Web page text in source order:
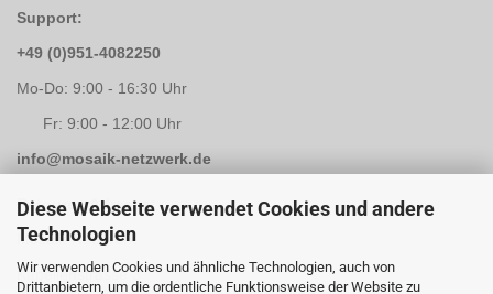
Diese Webseite verwendet Cookies und andere
Technologien
Wir verwenden Cookies und ähnliche Technologien, auch von
Drittanbietern, um die ordentliche Funktionsweise der Website zu
Support:
+49 (0)951-4082250
Mo-Do: 9:00 - 16:30 Uhr
Fr: 9:00 - 12:00 Uhr
info@mosaik-netzwerk.de
Retouren Adresse:
Mosaik-Netzwerk
Kapellenstrasse 3